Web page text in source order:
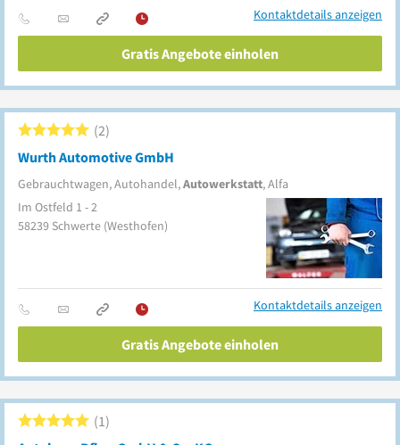
Kontaktdetails anzeigen
Gratis Angebote einholen
Wurth Automotive GmbH
Gebrauchtwagen, Autohandel,Autowerkstatt, Alfa
2
Im Ostfeld 1 - 2
58239 Schwerte (Westhofen)
Kontaktdetails anzeigen
Gratis Angebote einholen
1